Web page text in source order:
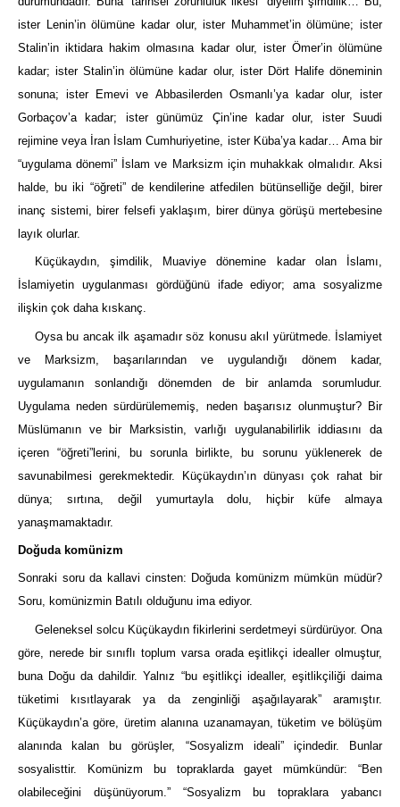
ister Lenin’in ölümüne kadar olur, ister Muhammet’in ölümüne; ister
Stalin’in iktidara hakim olmasına kadar olur, ister Ömer’in ölümüne
kadar; ister Stalin’in ölümüne kadar olur, ister Dört Halife döneminin
sonuna; ister Emevi ve Abbasilerden Osmanlı’ya kadar olur, ister
Gorbaçov’a kadar; ister günümüz Çin’ine kadar olur, ister Suudi
rejimine veya İran İslam Cumhuriyetine, ister Küba’ya kadar… Ama bir
“uygulama dönemi” İslam ve Marksizm için muhakkak olmalıdır. Aksi
halde, bu iki “öğreti” de kendilerine atfedilen bütünselliğe değil, birer
inanç sistemi, birer felsefi yaklaşım, birer dünya görüşü mertebesine
layık olurlar.
Küçükaydın, şimdilik, Muaviye dönemine kadar olan İslamı,
İslamiyetin uygulanması gördüğünü ifade ediyor; ama sosyalizme
ilişkin çok daha kıskanç.
Oysa bu ancak ilk aşamadır söz konusu akıl yürütmede. İslamiyet
ve Marksizm, başarılarından ve uygulandığı dönem kadar,
uygulamanın sonlandığı dönemden de bir anlamda sorumludur.
Uygulama neden sürdürülememiş, neden başarısız olunmuştur? Bir
Müslümanın ve bir Marksistin, varlığı uygulanabilirlik iddiasını da
içeren “öğreti”lerini, bu sorunla birlikte, bu sorunu yüklenerek de
savunabilmesi gerekmektedir. Küçükaydın’ın dünyası çok rahat bir
dünya; sırtına, değil yumurtayla dolu, hiçbir küfe almaya
yanaşmamaktadır.
Doğuda komünizm
Sonraki soru da kallavi cinsten: Doğuda komünizm mümkün müdür?
Soru, komünizmin Batılı olduğunu ima ediyor.
Geleneksel solcu Küçükaydın fikirlerini serdetmeyi sürdürüyor. Ona
göre, nerede bir sınıflı toplum varsa orada eşitlikçi idealler olmuştur,
buna Doğu da dahildir. Yalnız “bu eşitlikçi idealler, eşitlikçiliği daima
tüketimi kısıtlayarak ya da zenginliği aşağılayarak” aramıştır.
Küçükaydın’a göre, üretim alanına uzanamayan, tüketim ve bölüşüm
alanında kalan bu görüşler, “Sosyalizm ideali” içindedir. Bunlar
sosyalisttir. Komünizm bu topraklarda gayet mümkündür: “Ben
olabileceğini düşünüyorum.” “Sosyalizm bu topraklara yabancı